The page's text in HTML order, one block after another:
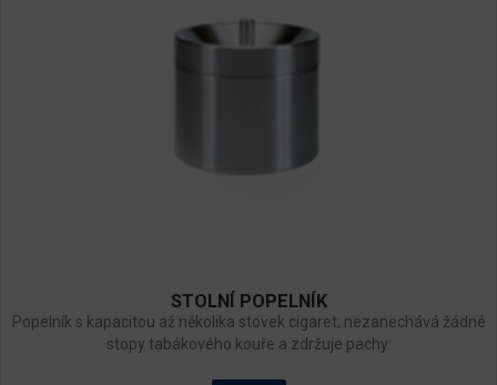
STOLNÍ POPELNÍK
Popelník s kapacitou až několika stovek cigaret; nezanechává žádné
stopy tabákového kouře a zdržuje pachy.